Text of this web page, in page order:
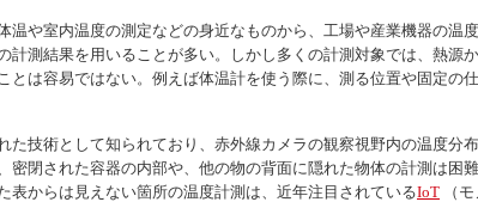
や室内温度の測定などの身近なものから、工場や産業機器の温
測結果を用いることが多い。しかし多くの計測対象では、熱源
は容易ではない。例えば体温計を使う際に、測る位置や固定の
た技術として知られており、赤外線カメラの観察視野内の温度分
閉された容器の内部や、他の物の背面に隠れた物体の計測は困
からは見えない箇所の温度計測は、近年注目されているIoT （